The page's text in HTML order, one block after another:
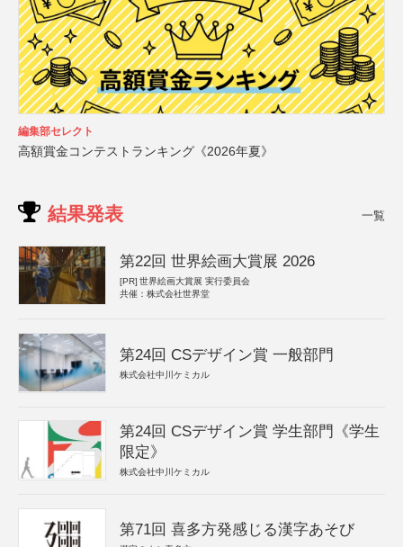
編集部セレクト
高額賞金コンテストランキング《2026年夏》
結果発表 一覧
第22回 世界絵画大賞展 2026
[PR] 世界絵画大賞展 実行委員会
共催：株式会社世界堂
第24回 CSデザイン賞 一般部門
株式会社中川ケミカル
第24回 CSデザイン賞 学生部門《学生
限定》
株式会社中川ケミカル
第71回 喜多方発感じる漢字あそび